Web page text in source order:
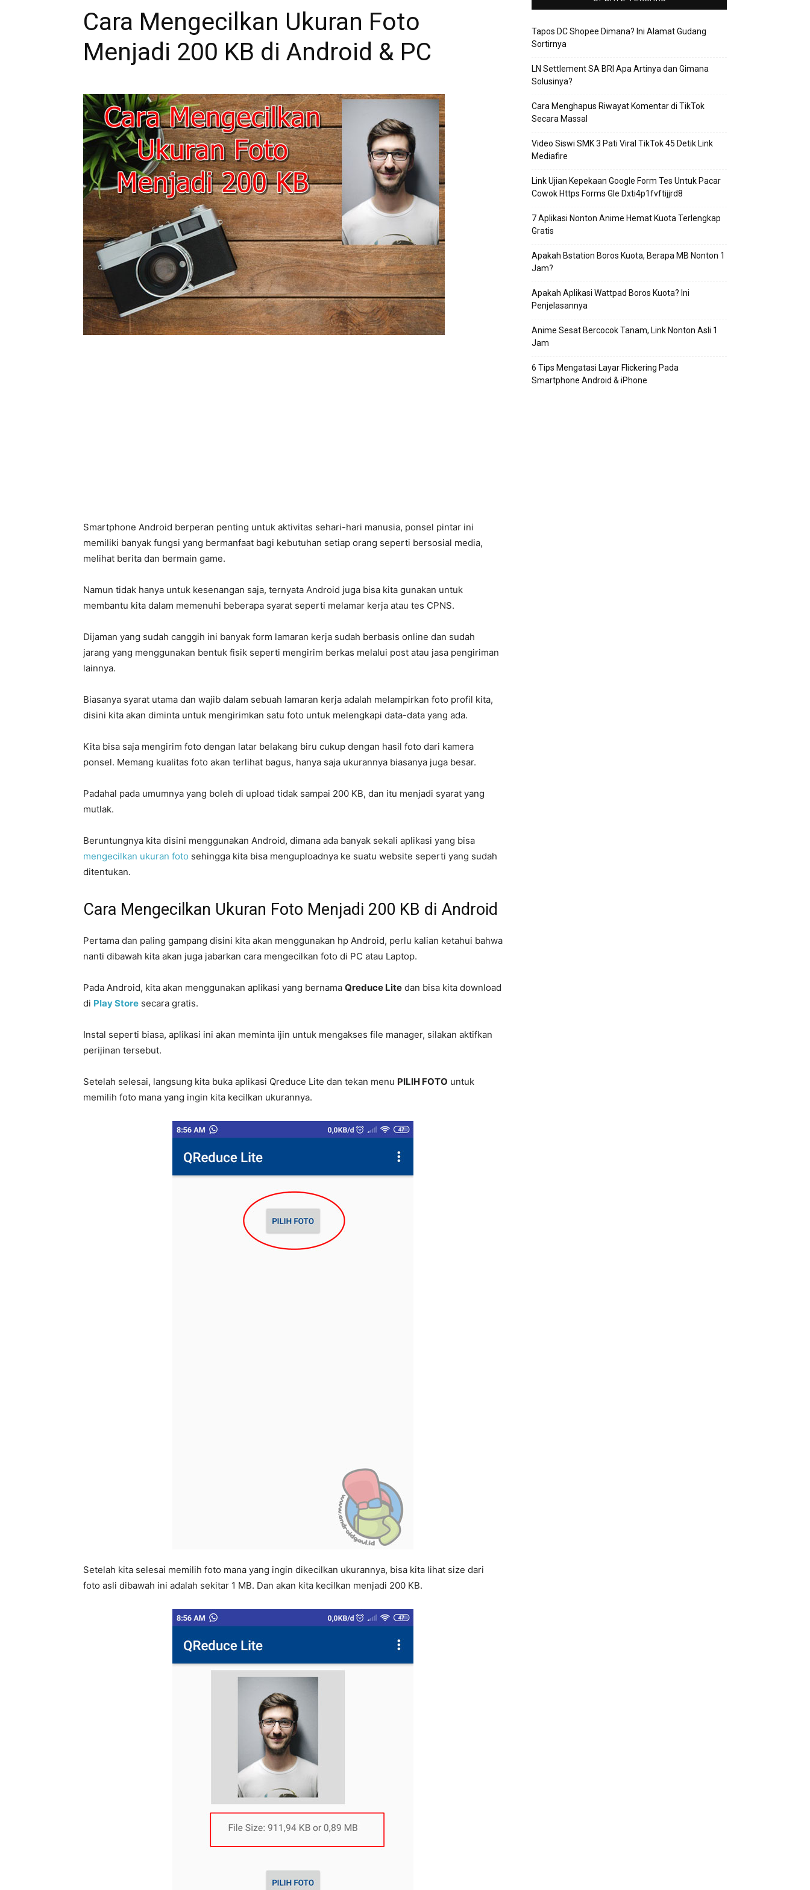
Cara Mengecilkan Ukuran Foto
Menjadi 200 KB di Android & PC
Smartphone Android berperan penting untuk aktivitas sehari-hari manusia, ponsel pintar ini
memiliki banyak fungsi yang bermanfaat bagi kebutuhan setiap orang seperti bersosial media,
melihat berita dan bermain game.
Namun tidak hanya untuk kesenangan saja, ternyata Android juga bisa kita gunakan untuk
membantu kita dalam memenuhi beberapa syarat seperti melamar kerja atau tes CPNS.
Dijaman yang sudah canggih ini banyak form lamaran kerja sudah berbasis online dan sudah
jarang yang menggunakan bentuk fisik seperti mengirim berkas melalui post atau jasa pengiriman
lainnya.
Biasanya syarat utama dan wajib dalam sebuah lamaran kerja adalah melampirkan foto profil kita,
disini kita akan diminta untuk mengirimkan satu foto untuk melengkapi data-data yang ada.
Kita bisa saja mengirim foto dengan latar belakang biru cukup dengan hasil foto dari kamera
ponsel. Memang kualitas foto akan terlihat bagus, hanya saja ukurannya biasanya juga besar.
Padahal pada umumnya yang boleh di upload tidak sampai 200 KB, dan itu menjadi syarat yang
mutlak.
Beruntungnya kita disini menggunakan Android, dimana ada banyak sekali aplikasi yang bisa
mengecilkan ukuran foto sehingga kita bisa menguploadnya ke suatu website seperti yang sudah
ditentukan.
Cara Mengecilkan Ukuran Foto Menjadi 200 KB di Android
Pertama dan paling gampang disini kita akan menggunakan hp Android, perlu kalian ketahui bahwa
nanti dibawah kita akan juga jabarkan cara mengecilkan foto di PC atau Laptop.
Pada Android, kita akan menggunakan aplikasi yang bernama Qreduce Lite dan bisa kita download
di Play Store secara gratis.
Instal seperti biasa, aplikasi ini akan meminta ijin untuk mengakses file manager, silakan aktifkan
perijinan tersebut.
Setelah selesai, langsung kita buka aplikasi Qreduce Lite dan tekan menu PILIH FOTO untuk
memilih foto mana yang ingin kita kecilkan ukurannya.
Setelah kita selesai memilih foto mana yang ingin dikecilkan ukurannya, bisa kita lihat size dari
foto asli dibawah ini adalah sekitar 1 MB. Dan akan kita kecilkan menjadi 200 KB.
Tapos DC Shopee Dimana? Ini Alamat Gudang
Sortirnya
LN Settlement SA BRI Apa Artinya dan Gimana
Solusinya?
Cara Menghapus Riwayat Komentar di TikTok
Secara Massal
Video Siswi SMK 3 Pati Viral TikTok 45 Detik Link
Mediafire
Link Ujian Kepekaan Google Form Tes Untuk Pacar
Cowok Https Forms Gle Dxti4p1fvftijjrd8
7 Aplikasi Nonton Anime Hemat Kuota Terlengkap
Gratis
Apakah Bstation Boros Kuota, Berapa MB Nonton 1
Jam?
Apakah Aplikasi Wattpad Boros Kuota? Ini
Penjelasannya
Anime Sesat Bercocok Tanam, Link Nonton Asli 1
Jam
6 Tips Mengatasi Layar Flickering Pada
Smartphone Android & iPhone